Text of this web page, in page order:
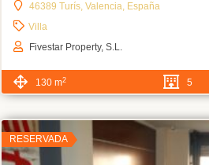
46389 Turís, Valencia, España
Villa
Fivestar Property, S.L.
130 m2 5
RESERVADA